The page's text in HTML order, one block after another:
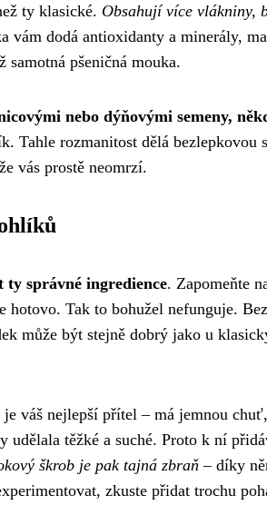
ty klasické. Obsahují více vlákniny,
vám dodá antioxidanty a minerály,
samotná pšeničná mouka.
nebo dýňovými semeny,
Tahle rozmanitost dělá bezlepkovou
vás prostě neomrzí.
ty správné ingredience. Zapomeňte
hotovo. Tak to bohužel nefunguje.
může být stejně dobrý jako u
je váš nejlepší přítel – má jemnou
udělala těžké a suché. Proto k ní
škrob je pak tajná zbraň– díky
zkuste přidat trochu